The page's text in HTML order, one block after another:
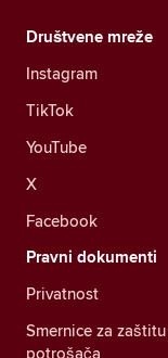
Društvene mreže
Instagram
TikTok
YouTube
X
Facebook
Pravni dokumenti
Privatnost
Smernice za
potrošača